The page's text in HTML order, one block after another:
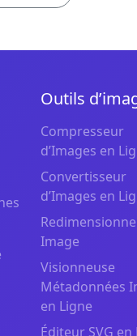
Outils
Compresseur
d’Images en
Convertisseur
d’Images en
Image
Visionneuse
Métadonnées
en Ligne
Éditeur SVG en